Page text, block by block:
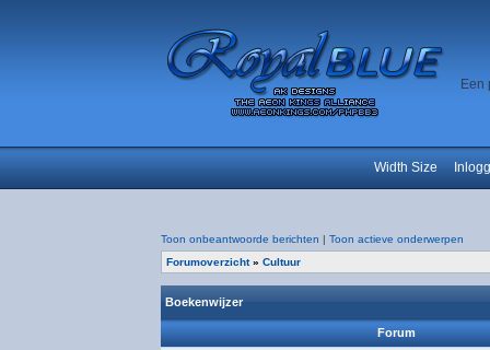
Een
Width Size
Toon onbeantwoorde berichten | Toon actieve onderwerpen
Forumoverzicht» Cultuur
Boekenwijzer
Forum